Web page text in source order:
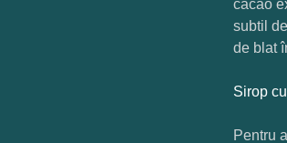
cacao
subtil
de blat
Sirop
Pentru